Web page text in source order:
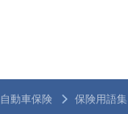
自動車保険 保険用語集